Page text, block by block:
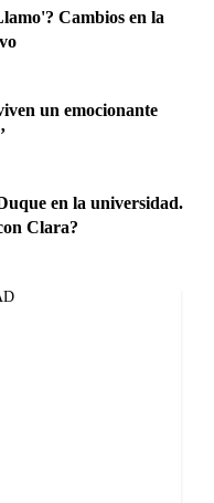
Cambios en la
un emocionante
en la universidad.
Clara?